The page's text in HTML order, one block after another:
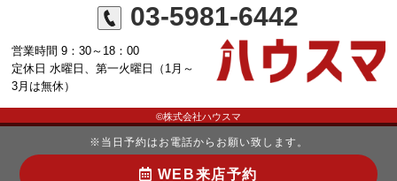
03-5981-6442
営業時間 9：30～18：00
定休日 水曜日、第一火曜日（1月～
3月は無休）
©株式会社ハウスマ
※当日予約はお電話からお願い致します。
WEB来店予約